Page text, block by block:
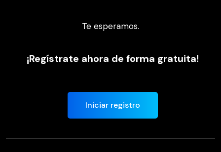
Te esperamos.
¡Regístrate ahora de forma gratuita!
Iniciar registro